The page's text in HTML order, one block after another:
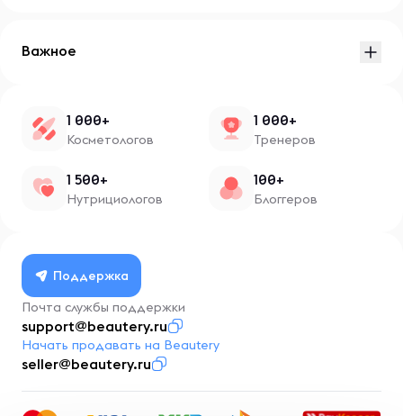
Важное
1 000+
Косметологов
1 000+
Тренеров
1 500+
Нутрициологов
100+
Блоггеров
Поддержка
Почта службы поддержки
support@beautery.ru
Начать продавать на Beautery
seller@beautery.ru